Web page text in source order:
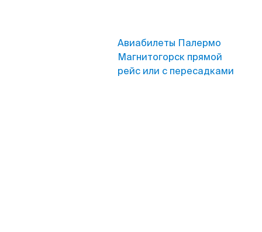
Авиабилеты Палермо
Магнитогорск прямой
рейс или с пересадками